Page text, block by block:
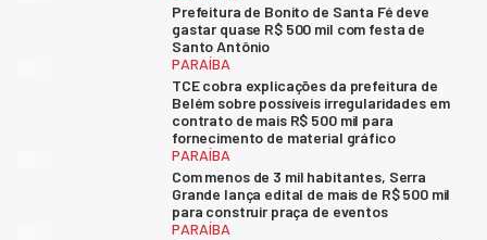
Prefeitura de Bonito de Santa Fé deve
gastar quase R$ 500 mil com festa de
Santo Antônio
PARAÍBA
TCE cobra explicações da prefeitura de
Belém sobre possíveis irregularidades em
contrato de mais R$ 500 mil para
fornecimento de material gráfico
PARAÍBA
Com menos de 3 mil habitantes, Serra
Grande lança edital de mais de R$ 500 mil
para construir praça de eventos
PARAÍBA